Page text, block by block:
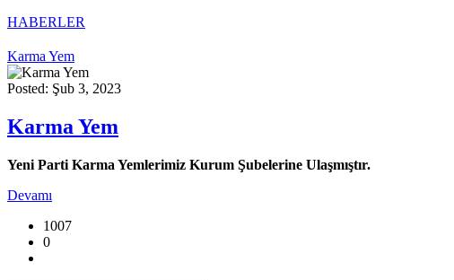
HABERLER
Karma Yem
Posted: Şub 3, 2023
Karma Yem
Yeni Parti Karma Yemlerimiz Kurum Şubelerine Ulaşmıştır.
Devamı
1007
0